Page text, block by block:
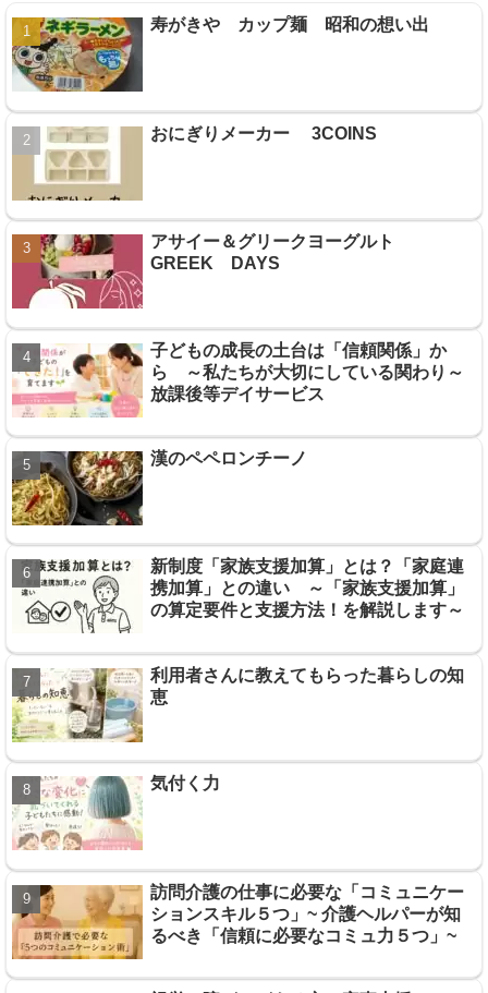
寿がきや カップ麺 昭和の想い出
おにぎりメーカー 3COINS
アサイー＆グリークヨーグルト
GREEK DAYS
子どもの成長の土台は「信頼関係」か
ら ～私たちが大切にしている関わり～
放課後等デイサービス
漢のペペロンチーノ
新制度「家族支援加算」とは？「家庭連
携加算」との違い ～「家族支援加算」
の算定要件と支援方法！を解説します～
利用者さんに教えてもらった暮らしの知
恵
気付く力
訪問介護の仕事に必要な「コミュニケー
ションスキル５つ」~ 介護ヘルパーが知
るべき「信頼に必要なコミュ力５つ」~